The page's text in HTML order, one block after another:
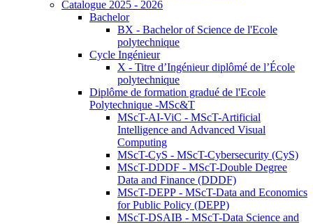
Catalogue 2025 - 2026
Bachelor
BX - Bachelor of Science de l'Ecole
polytechnique
Cycle Ingénieur
X - Titre d’Ingénieur diplômé de l’École
polytechnique
Diplôme de formation gradué de l'Ecole
Polytechnique -MSc&T
MScT-AI-ViC - MScT-Artificial
Intelligence and Advanced Visual
Computing
MScT-CyS - MScT-Cybersecurity (CyS)
MScT-DDDF - MScT-Double Degree
Data and Finance (DDDF)
MScT-DEPP - MScT-Data and Economics
for Public Policy (DEPP)
MScT-DSAIB - MScT-Data Science and